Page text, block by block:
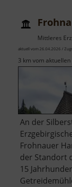
Mittleres
aktuell vom 26.04.2026 /
3 km vom
An der
Frohnauer
der Standort
15